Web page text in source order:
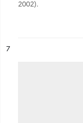
2002).
n°
7